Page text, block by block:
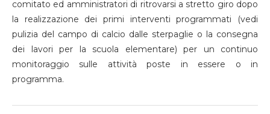
comitato ed amministratori di ritrovarsi a stretto giro dopo
la realizzazione dei primi interventi programmati (vedi
pulizia del campo di calcio dalle sterpaglie o la consegna
dei lavori per la scuola elementare) per un continuo
monitoraggio sulle attività poste in essere o in
programma.